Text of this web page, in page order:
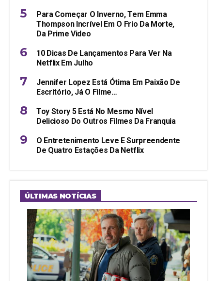
Para Começar O Inverno, Tem Emma
Thompson Incrível Em O Frio Da Morte,
Da Prime Video
10 Dicas De Lançamentos Para Ver Na
Netflix Em Julho
Jennifer Lopez Está Ótima Em Paixão De
Escritório, Já O Filme…
Toy Story 5 Está No Mesmo Nível
Delicioso Do Outros Filmes Da Franquia
O Entretenimento Leve E Surpreendente
De Quatro Estações Da Netflix
ÚLTIMAS NOTÍCIAS